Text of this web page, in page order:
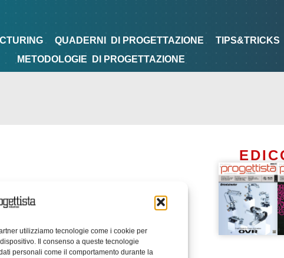
utilizziamo tecnologie come i cookie per
Il consenso a queste tecnologie
personali come il comportamento durante la
TIPS&TRICKS METODOLOGIE DI
QUADERNI DI PROGETTAZIONE
TIPS&TRICKS
METODOLOGIE
DI PROGETTAZIONE